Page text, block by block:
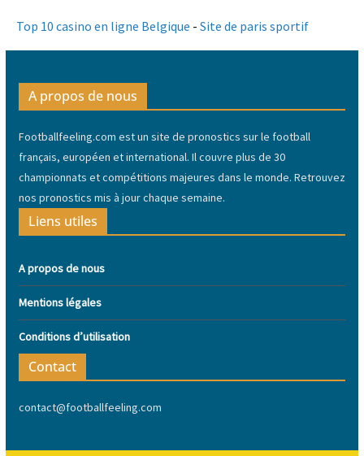
Top 10 casino en ligne Belgique - Site de paris sportif
A propos de nous
Footballfeeling.com est un site de pronostics sur le football
français, européen et international. Il couvre plus de 30
championnats et compétitions majeures dans le monde. Retrouvez
nos pronostics mis à jour chaque semaine.
Liens utiles
A propos de nous
Mentions légales
Conditions d’utilisation
Contact
contact@footballfeeling.com